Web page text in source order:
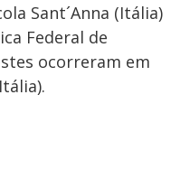
Sant´Anna (Itália)
Federal de
ocorreram em